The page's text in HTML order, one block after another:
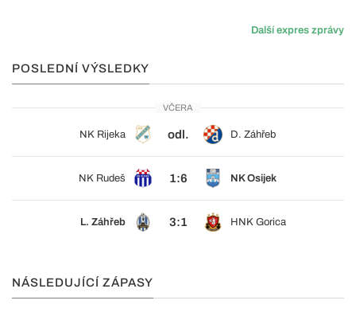
Další expres zprávy
POSLEDNÍ VÝSLEDKY
VČERA
NK Rijeka odl. D. Záhřeb
NK Rudeš 1:6 NK Osijek
L. Záhřeb 3:1 HNK Gorica
NÁSLEDUJÍCÍ ZÁPASY